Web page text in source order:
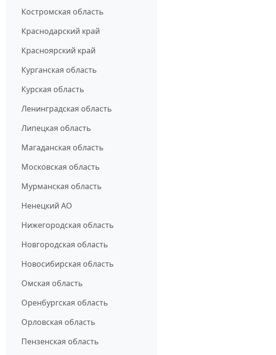
Костромская область
Краснодарский край
Красноярский край
Курганская область
Курская область
Ленинградская область
Липецкая область
Магаданская область
Московская область
Мурманская область
Ненецкий АО
Нижегородская область
Новгородская область
Новосибирская область
Омская область
Оренбургская область
Орловская область
Пензенская область